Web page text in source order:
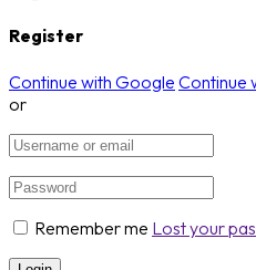
Register
Continue with Google Continue
or
Remember me Lost your